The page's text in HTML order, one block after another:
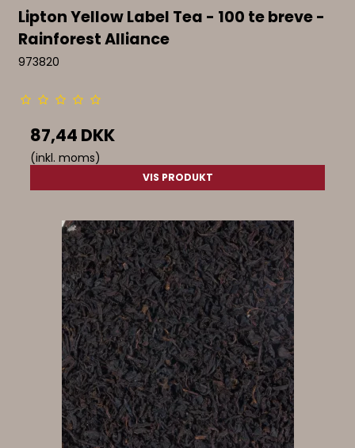
Lipton Yellow Label Tea - 100 te breve -
Rainforest Alliance
973820
87,44 DKK
(inkl. moms)
VIS PRODUKT